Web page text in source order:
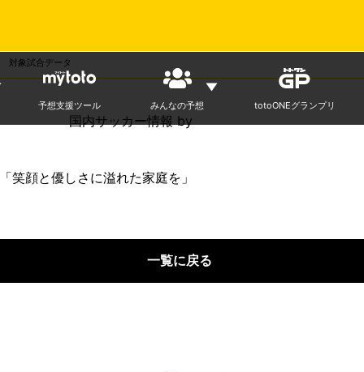
対象試合データ
国内サッカー情報 by
笑顔と優しさに溢れた家庭を」
一覧に戻る
予想支援ツール みんなの予想 totoONEグランプリ